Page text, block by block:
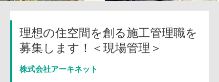
理想の住空間を創る施工管理職を
募集します！＜現場管理＞
株式会社アーキネット